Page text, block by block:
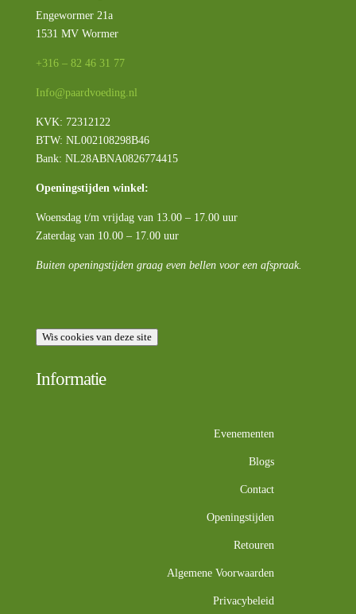
Engewormer 21a
1531 MV Wormer
+316 – 82 46 31 77
Info@paardvoeding.nl
KVK: 72312122
BTW: NL002108298B46
Bank: NL28ABNA0826774415
Openingstijden winkel:
Woensdag t/m vrijdag van 13.00 – 17.00 uur
Zaterdag van 10.00 – 17.00 uur
Buiten openingstijden graag even bellen voor een afspraak.
Wis cookies van deze site
Informatie
Evenementen
Blogs
Contact
Openingstijden
Retouren
Algemene Voorwaarden
Privacybeleid